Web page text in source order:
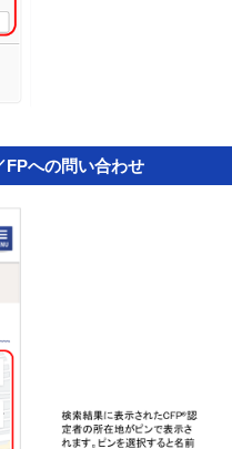
FPへの問い合わせ